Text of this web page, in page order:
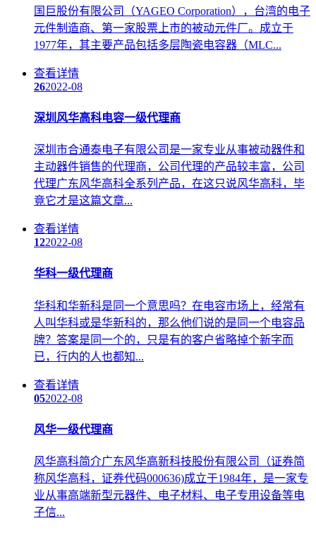
国巨股份有限公司（YAGEO Corporation），台湾的电子
元件制造商、第一家股票上市的被动元件厂。成立于
1977年，其主要产品包括多层陶瓷电容器（MLC...
查看详情
262022-08
深圳风华高科电容一级代理商
深圳市合通泰电子有限公司是一家专业从事被动器件和
主动器件销售的代理商，公司代理的产品较丰富，公司
代理广东风华高科全系列产品，在这只说风华高科，毕
竟它才是这篇文章...
查看详情
122022-08
华科一级代理商
华科和华新科是同一个意思吗？在电容市场上，经常有
人叫华科或是华新科的，那么他们说的是同一个电容品
牌？答案是同一个的，只是有的客户省略掉个新字而
已，行内的人也都知...
查看详情
052022-08
风华一级代理商
风华高科简介广东风华高新科技股份有限公司（证券简
称风华高科，证券代码000636)成立于1984年，是一家专
业从事高端新型元器件、电子材料、电子专用设备等电
子信...